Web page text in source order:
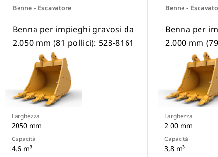
Benne - Escavatore
Benna per impieghi gravosi da
2.050 mm (81 pollici): 528-8161
Larghezza
2050 mm
Capacità
4.6 m³
Benne -
Benna per
2.000 mm
Larghezza
2 00 mm
Capacità
3,8 m³